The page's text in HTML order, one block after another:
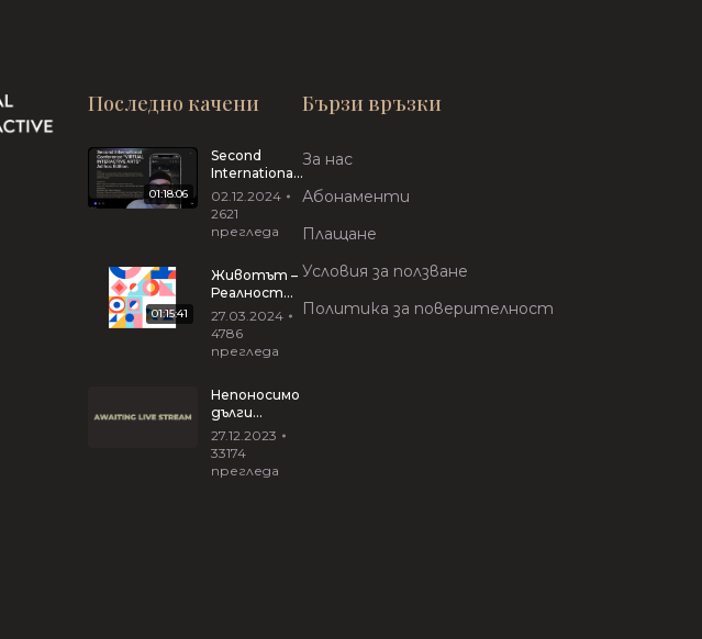
Последно качени
01:18:06
Second
International
Conference
“VIRTUAL
ARTS”
02.12.2024
2621
прегледа
01:15:41
Животът –
Реалност
Риалити
27.03.2024
27.03.2024
4786
прегледа
Непоносимо
дълги
прегръдки
от Иван
27.12.2023
33174
прегледа
Бързи връзки
За нас
Абонаменти
Плащане
Условия за ползване
Политика за поверителност